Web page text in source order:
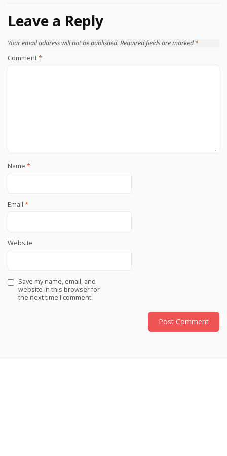
Leave a Reply
Your email address will not be published. Required fields are marked*
Comment*
Name *
Email *
Website
Save my name, email, and
website in this browser for
the next time I comment.